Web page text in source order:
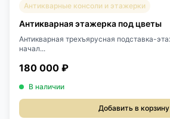
Антикварные консоли и этажерки
Антикварная этажерка под цветы
Антикварная трехъярусная подставка-этажерка под цветы
начал...
180 000 ₽
В наличии
Добавить в корзину